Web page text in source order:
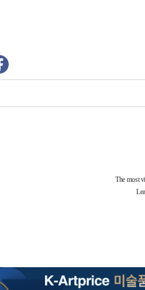
풀 꺾이지만…'낮 최고 35도' 무더위, 열대
수수색·성접대 논란 사과…쇄신의 기회
색·성접대 논란' 축구협회 "실망과 걱정
염 지속…강원동해안 최대 150㎜ 비